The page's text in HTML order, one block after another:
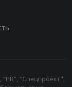
"PR", "Спецпроект",